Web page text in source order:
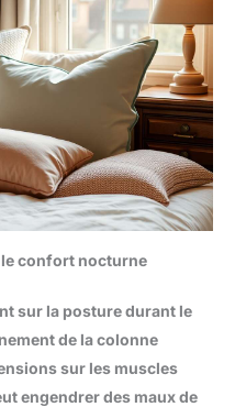
le confort nocturne
sur la posture durant le
de la colonne
sur les muscles
engendrer des maux de